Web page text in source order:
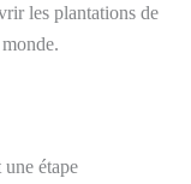
les plantations de
une étape